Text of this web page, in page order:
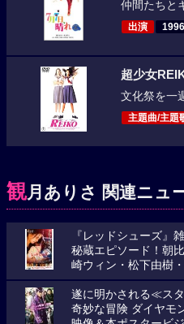
仲間たちと
出演
超少女
文化祭を一
主題曲/主題
観月ありさ 関連ニュ
『レッドシューズ』
秘蔵エピソード！朝
崎ウィン・松下由樹
遂に明かされる≪ス
奇妙な冒険 ダイヤモ